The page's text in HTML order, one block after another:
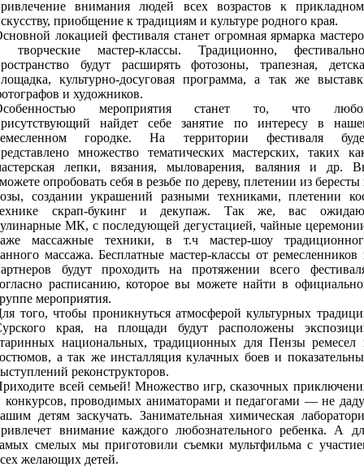
внимания людей всех возрастов к
приобщение к традициям и культуре родного края.
локацией фестиваля станет огромная ярмарка
творческие мастер-классы. Традиционно,
будут расширять фотозоны, трапезная,
культурно-досуговая программа, а так же
и художников.
мероприятия станет то, что
найдет себе занятие по интересу в
городке. На территории фестиваля
множество тематических мастерских, таких
лепки, вязания, мыловарения, валяния и др.
опробовать себя в резьбе по дереву, плетении из бересты
создании украшений разными техниками, плетении
скрап-букинг и декупаж. Так же, вас
МК, с последующей дегустацией, чайные
массажные техники, в т.ч мастер-шоу
массажа. Бесплатные мастер-классы от ремесленников
будут проходить на протяжении всего
расписанию, которое вы можете найти в
мероприятия.
того, чтобы проникнуться атмосферой культурных
края, на площади будут расположены
национальных, традиционных для Пензы ремесел
а так же инсталляция кулачных боев и
реконструкторов.
всей семьей! Множество игр, сказочных
конкурсов, проводимых аниматорами и педагогами — не
детям заскучать. Занимательная химическая
внимание каждого любознательного ребенка. А
смелых мы приготовили съемки мультфильма с
желающих детей.